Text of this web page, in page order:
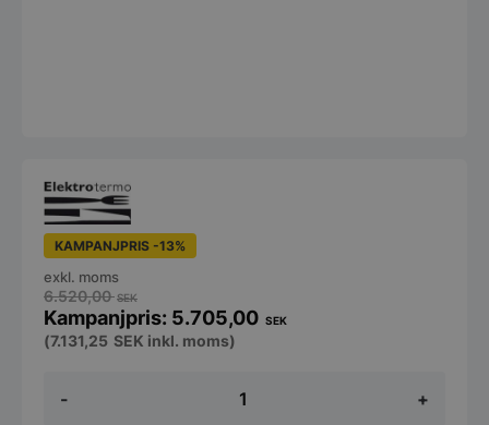
-
Keep
+
KAMPANJPRIS -13%
6.520,00SEK
5.705,00 SEK
exkl. moms
(7.131,25 SEK inkl. moms)